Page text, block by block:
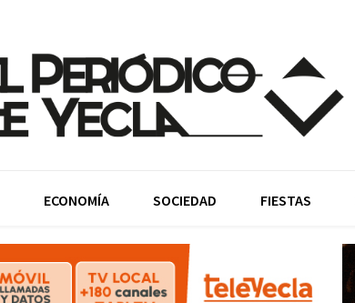
ECONOMÍA SOCIEDAD FIESTAS